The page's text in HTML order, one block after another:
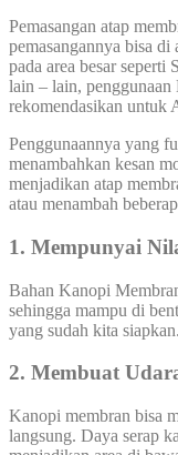
Pemasangan atap
pemasangannya bisa
pada area besar seperti
lain – lain,
rekomendasikan untuk
Penggunaannya yang
menambahkan kesan
menjadikan atap
atau menambah
1. Mempunyai
Bahan Kanopi
sehingga mampu di
yang sudah kita siapkan.
2. Membuat
Kanopi membran bisa
langsung. Daya serap